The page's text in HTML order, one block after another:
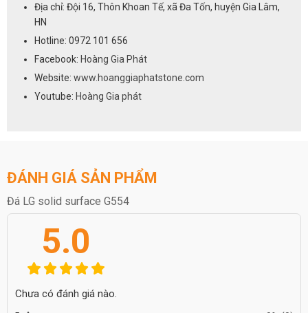
Địa chỉ: Đội 16, Thôn Khoan Tế, xã Đa Tốn, huyện Gia Lâm,
HN
Hotline: 0972 101 656
Facebook: Hoàng Gia Phát
Website: www.hoanggiaphatstone.com
Youtube: Hoàng Gia phát
ĐÁNH GIÁ SẢN PHẨM
Đá LG solid surface G554
5.0
Chưa có đánh giá nào.